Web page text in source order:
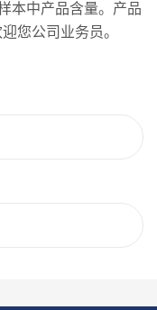
本中产品含量。产品
您公司业务员。